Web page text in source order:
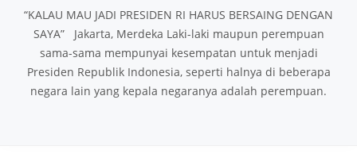
“KALAU MAU JADI PRESIDEN RI HARUS BERSAING DENGAN
SAYA” Jakarta, Merdeka Laki-laki maupun perempuan
sama-sama mempunyai kesempatan untuk menjadi
Presiden Republik Indonesia, seperti halnya di beberapa
negara lain yang kepala negaranya adalah perempuan.